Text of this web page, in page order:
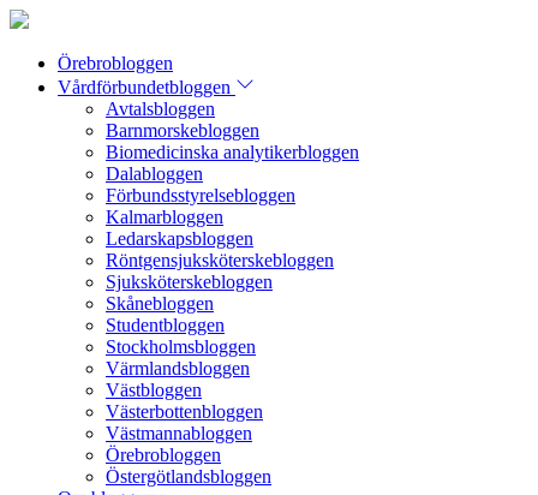
Örebrobloggen
Vårdförbundetbloggen
Avtalsbloggen
Barnmorskebloggen
Biomedicinska analytikerbloggen
Dalabloggen
Förbundsstyrelsebloggen
Kalmarbloggen
Ledarskapsbloggen
Röntgensjuksköterskebloggen
Sjuksköterskebloggen
Skånebloggen
Studentbloggen
Stockholmsbloggen
Värmlandsbloggen
Västbloggen
Västerbottenbloggen
Västmannabloggen
Örebrobloggen
Östergötlandsbloggen